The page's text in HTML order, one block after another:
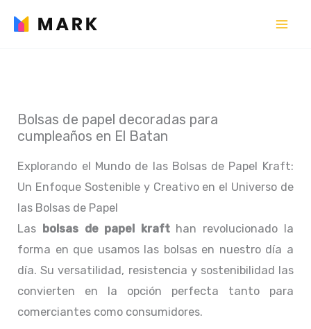
Bolsas de papel decoradas para
cumpleaños en El Batan
Explorando el Mundo de las Bolsas de Papel Kraft:
Un Enfoque Sostenible y Creativo en el Universo de
las Bolsas de Papel
Las bolsas de papel krafthan revolucionado la
forma en que usamos las bolsas en nuestro día a
día. Su versatilidad, resistencia y sostenibilidad las
convierten en la opción perfecta tanto para
comerciantes como consumidores.